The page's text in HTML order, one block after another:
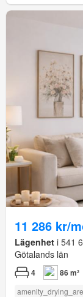
11 286 kr/
Lägenhet i 541
Götalands län
4 86 m²